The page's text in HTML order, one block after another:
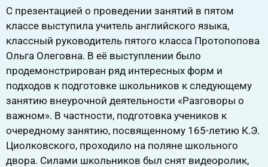
С презентацией о проведении занятий в пятом
классе выступила учитель английского языка,
классный руководитель пятого класса Протопопова
Ольга Олеговна. В её выступлении было
продемонстрирован ряд интересных форм и
подходов к подготовке школьников к следующему
занятию внеурочной деятельности «Разговоры о
важном». В частности, подготовка учеников к
очередному занятию, посвященному 165-летию К.Э.
Циолковского, проходило на поляне школьного
двора. Силами школьников был снят видеоролик,